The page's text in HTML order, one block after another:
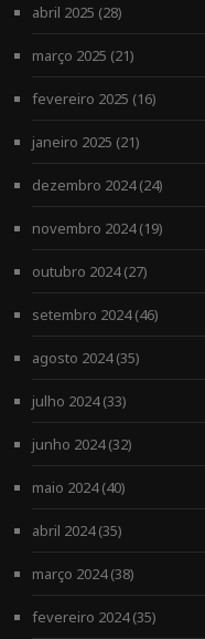
abril 2025 (28)
março 2025 (21)
fevereiro 2025 (16)
janeiro 2025 (21)
dezembro 2024(24)
novembro 2024(19)
outubro 2024(27)
setembro 2024(46)
agosto 2024(35)
julho 2024(33)
junho 2024(32)
maio 2024(40)
abril 2024(35)
março 2024(38)
fevereiro 2024(35)